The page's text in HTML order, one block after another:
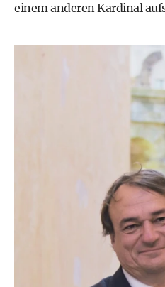
einem anderen Kardinal